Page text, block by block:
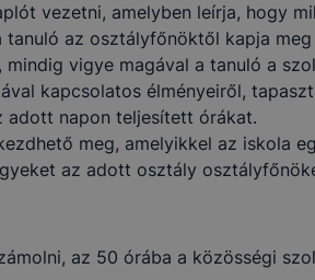
vezetni, amelyben leírja, hogy
az osztályfőnöktől kapja meg
vigye magával a tanuló a
kapcsolatos élményeiről,
adott napon teljesített órákat.
meg, amelyikkel az iskola
az adott osztály
az 50 órába a közösségi
azzal kapcsolatban, hogyan
a honlap melyik részeit
hogyan biztosítsunk Önnek
oldalunkat,
munkamenet (session) cookie-k
szükségesek, hogy a felhasználók
megjegyzését egy látogatás